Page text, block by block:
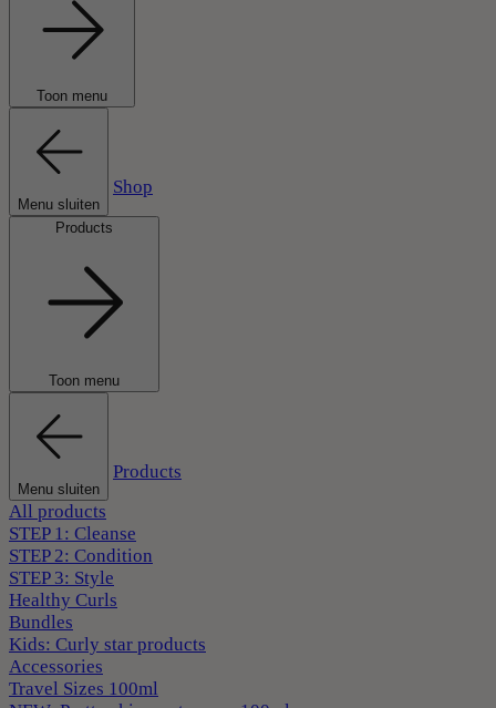
Toon menu
Menu sluiten
Shop
Products
Toon menu
Menu sluiten
Products
All products
STEP 1: Cleanse
STEP 2: Condition
STEP 3: Style
Healthy Curls
Bundles
Kids: Curly star products
Accessories
Travel Sizes 100ml